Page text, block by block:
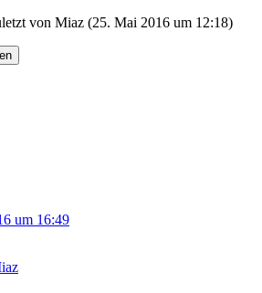
von Miaz (25. Mai 2016 um 12:18)
um 16:49